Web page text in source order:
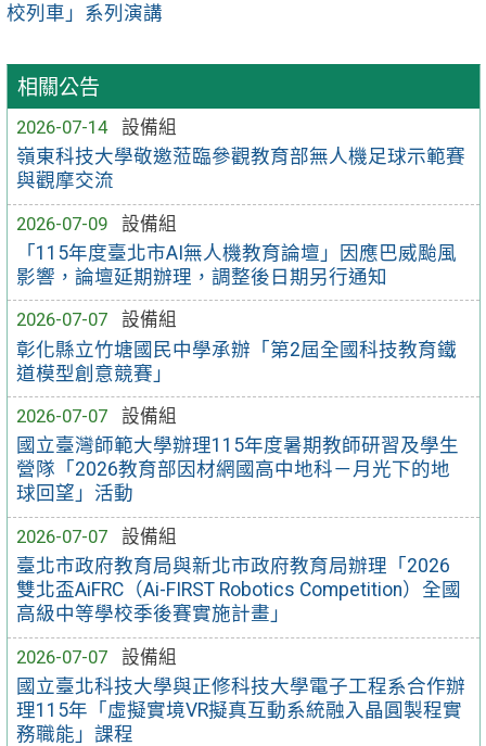
相關公告
2026-07-14
設備組
嶺東科技大學敬邀蒞臨參觀教育部無人機足球示範賽
與觀摩交流
2026-07-09
設備組
「115年度臺北市AI無人機教育論壇」因應巴威颱風
影響，論壇延期辦理，調整後日期另行通知
2026-07-07
設備組
彰化縣立竹塘國民中學承辦「第2屆全國科技教育鐵
道模型創意競賽」
2026-07-07
設備組
國立臺灣師範大學辦理115年度暑期教師研習及學生
營隊「2026教育部因材網國高中地科－月光下的地
球回望」活動
2026-07-07
設備組
臺北市政府教育局與新北市政府教育局辦理「2026
雙北盃AiFRC（Ai-FIRST Robotics Competition）全國
高級中等學校季後賽實施計畫」
2026-07-07
設備組
國立臺北科技大學與正修科技大學電子工程系合作辦
理115年「虛擬實境VR擬真互動系統融入晶圓製程實
務職能」課程
校列車」系列演講